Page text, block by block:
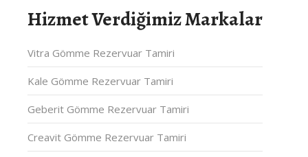
Hizmet Verdiğimiz Markalar
Vitra Gömme Rezervuar Tamiri
Kale Gömme Rezervuar Tamiri
Geberit Gömme Rezervuar Tamiri
Creavit Gömme Rezervuar Tamiri